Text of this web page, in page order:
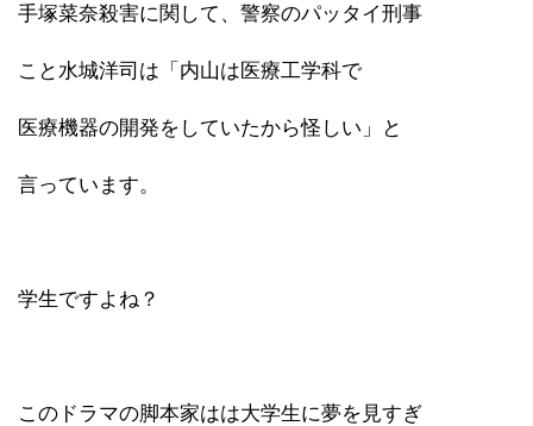
手塚菜奈殺害に関して、警察のパッタイ刑事
こと水城洋司は「内山は医療工学科で
医療機器の開発をしていたから怪しい」と
言っています。
学生ですよね？
このドラマの脚本家はは大学生に夢を見すぎ